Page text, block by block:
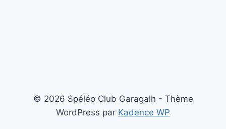
© 2026 Spéléo Club Garagalh - Thème
WordPress par Kadence WP